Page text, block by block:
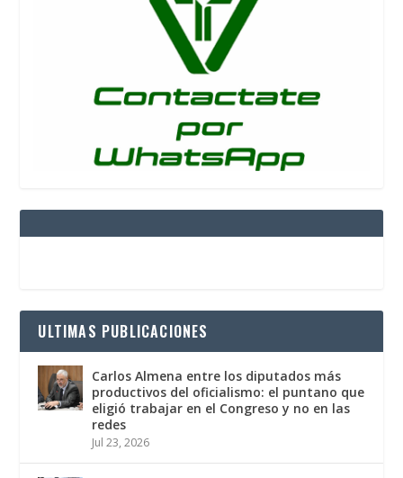
ULTIMAS PUBLICACIONES
Carlos Almena entre los diputados más
productivos del oficialismo: el puntano que
eligió trabajar en el Congreso y no en las
redes
Jul 23, 2026